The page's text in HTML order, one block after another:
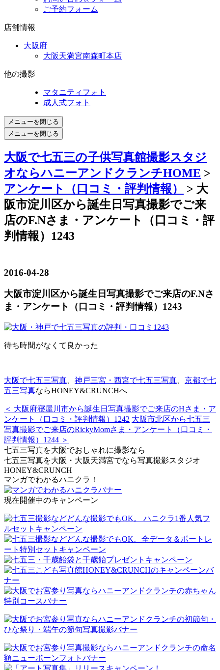
ご予約フォーム
店舗情報
大阪府
大阪天満宮南森町本店
他の撮影
マタニティフォト
成人式フォト
メニューを閉じる
メニューを閉じる
大阪で七五三の子供写真館撮影スタジ
オならハニーアンドクランチHOME >
アンケート（口コミ・評判情報）
> 大
阪市淀川区から誕生日写真撮影でご来
店のF.Nさま・アンケート（口コミ・評
判情報）1243
2016-04-28
大阪市淀川区から誕生日写真撮影でご来店のF.Nさ
ま・アンケート（口コミ・評判情報）1243
待ち時間がなくて良かった
大阪で七五三写真 神戸三宮・西宮で七五三写真
京都で七
五三写真ならHONEY&CRUNCHへ
＜ 大阪府寝屋川市から誕生日写真撮影でご来店のHさま・ア
ンケート（口コミ・評判情報）1242 大阪市北区から七五三
写真撮影でご来店のRickyMomさま・アンケート（口コミ・
評判情報）1244 ＞
七五三写真を大阪でおしゃれに撮影なら
七五三写真を大阪・大阪天満宮でなら写真撮影スタジオ
HONEY&CRUNCH
マンガでわかるハニクラ！
現在開催中のキャンペーン